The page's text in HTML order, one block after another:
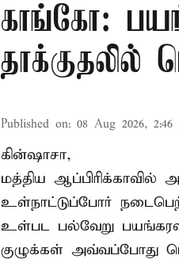
காங்கோ:
தாக்குதலில்
Published on: 08 Aug 2026, 2:46
கின்ஷாசா,
மத்திய ஆப்பிரிக்காவில்
உள்நாட்டுப்போர்
உள்பட பல்வேறு
குழுக்கள் அவ்வப்போது